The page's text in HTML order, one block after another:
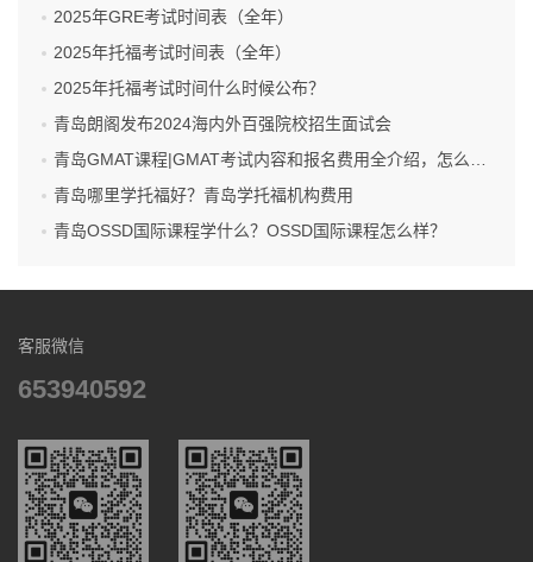
2025年GRE考试时间表（全年）
2025年托福考试时间表（全年）
2025年托福考试时间什么时候公布？
青岛朗阁发布2024海内外百强院校招生面试会
青岛GMAT课程|GMAT考试内容和报名费用全介绍，怎么报名GMAT考试呢？
青岛哪里学托福好？青岛学托福机构费用
青岛OSSD国际课程学什么？OSSD国际课程怎么样？
客服微信
653940592